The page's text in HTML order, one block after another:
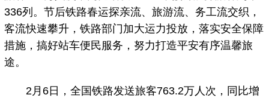
336列。节后铁路春运探亲流、旅游流、务工流交织，
客流快速攀升，铁路部门加大运力投放，落实安全保障
措施，搞好站车便民服务，努力打造平安有序温馨旅
途。
2月6日，全国铁路发送旅客763.2万人次，同比增